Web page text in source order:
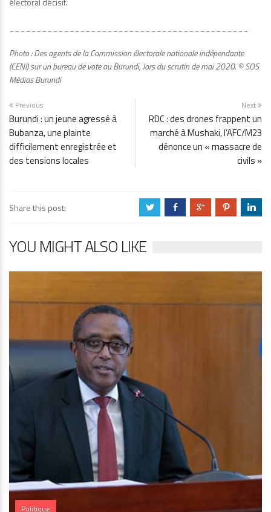
Photo : Des agents de la Commission électorale nationale indépendante
(CENI) sur un bureau de vote au Burundi, lors du scrutin de mai 2020. © SOS
Médias Burundi
Previous
Burundi : un jeune agressé à
Bubanza, une plainte
difficilement enregistrée et
des tensions locales
Next
RDC : des drones frappent un
marché à Mushaki, l’AFC/M23
dénonce un « massacre de
civils »
Share this post: a b c d j
YOU MIGHT ALSO LIKE
Politique